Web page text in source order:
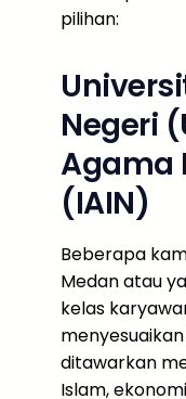
pilihan:
Negeri
Agama
(IAIN)
Beberapa
Medan atau
kelas
ditawarkan
Islam,